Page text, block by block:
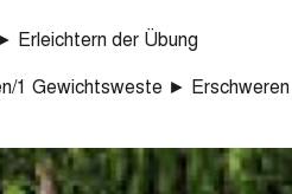
Erleichtern der Übung
1 Gewichtsweste ►